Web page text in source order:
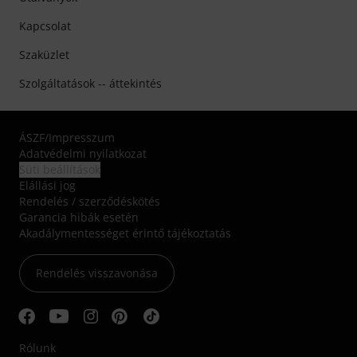
Kapcsolat
Szaküzlet
Szolgáltatások -- áttekintés
ÁSZF/Impresszum
Adatvédelmi nyilatkozat
Elállási jog
Rendelés / szerződéskötés
Garancia hibák esetén
Akadálymentességet érintő tájékoztatás
Rendelés visszavonása
Rólunk